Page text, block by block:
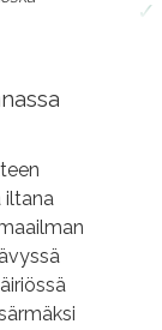
iltana